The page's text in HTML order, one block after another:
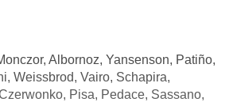
Albornoz, Yansenson, Patiño,
Weissbrod, Vairo, Schapira,
Pisa, Pedace, Sassano,